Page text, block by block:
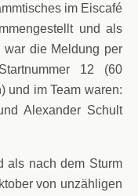
im Eiscafé
und als
war die Meldung per
12 (60
und im Team waren:
Alexander Schult
als nach dem Sturm
von unzähligen